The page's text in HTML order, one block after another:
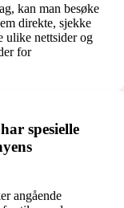
kan man besøke
direkte, sjekke
ulike nettsider og
for
spesielle
angående